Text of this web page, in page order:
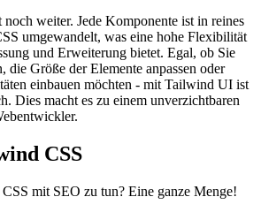
weiter. Jede Komponente ist in reines
umgewandelt, was eine hohe Flexibilität
und Erweiterung bietet. Egal, ob Sie
die Größe der Elemente anpassen oder
einbauen möchten - mit Tailwind UI ist
Dies macht es zu einem unverzichtbaren
CSS
mit SEO zu tun? Eine ganze Menge!